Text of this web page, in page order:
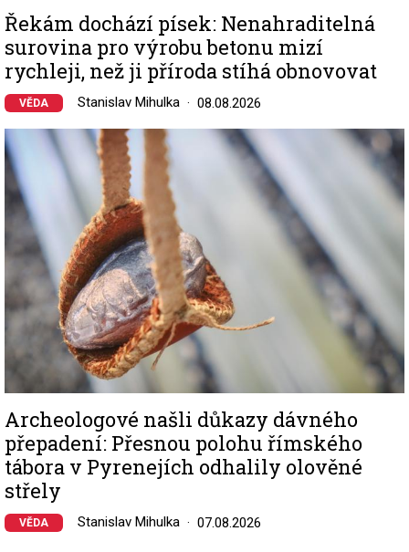
Řekám dochází písek: Nenahraditelná
surovina pro výrobu betonu mizí
rychleji, než ji příroda stíhá obnovovat
VĚDA Stanislav Mihulka 08.08.2026
Image
Archeologové našli důkazy dávného
přepadení: Přesnou polohu římského
tábora v Pyrenejích odhalily olověné
střely
VĚDA Stanislav Mihulka 07.08.2026